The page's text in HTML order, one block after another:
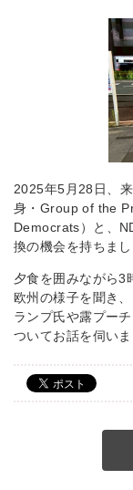
2025年5月28日、
身・Group of the
Democrats）と、
換の機会を持ちまし
夕食を囲みながら3
欧州の様子を聞き
ランプ氏や露プー
ついてお話を伺いま